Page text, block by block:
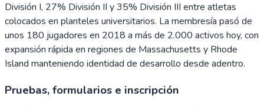
División I, 27% División II y 35% División III entre atletas
colocados en planteles universitarios. La membresía pasó de
unos 180 jugadores en 2018 a más de 2.000 activos hoy, con
expansión rápida en regiones de Massachusetts y Rhode
Island manteniendo identidad de desarrollo desde adentro.
Pruebas, formularios e inscripción